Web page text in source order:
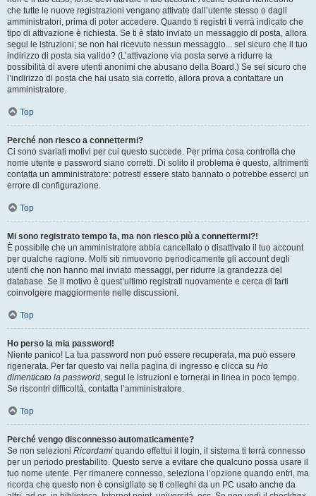
che tutte le nuove registrazioni vengano attivate dall’utente stesso o dagli
amministratori, prima di poter accedere. Quando ti registri ti verrà indicato che
tipo di attivazione è richiesta. Se ti è stato inviato un messaggio di posta, allora
segui le istruzioni; se non hai ricevuto nessun messaggio... sei sicuro che il tuo
indirizzo di posta sia valido? (L’attivazione via posta serve a ridurre la
possibilità di avere utenti anonimi che abusano della Board.) Se sei sicuro che
l’indirizzo di posta che hai usato sia corretto, allora prova a contattare un
amministratore.
Top
Perché non riesco a connettermi?
Ci sono svariati motivi per cui questo succede. Per prima cosa controlla che
nome utente e password siano corretti. Di solito il problema è questo, altrimenti
contatta un amministratore: potresti essere stato bannato o potrebbe esserci un
errore di configurazione.
Top
Mi sono registrato tempo fa, ma non riesco più a connettermi?!
È possibile che un amministratore abbia cancellato o disattivato il tuo account
per qualche ragione. Molti siti rimuovono periodicamente gli account degli
utenti che non hanno mai inviato messaggi, per ridurre la grandezza del
database. Se il motivo è quest’ultimo registrati nuovamente e cerca di farti
coinvolgere maggiormente nelle discussioni.
Top
Ho perso la mia password!
Niente panico! La tua password non può essere recuperata, ma può essere
rigenerata. Per far questo vai nella pagina di ingresso e clicca su Ho
dimenticato la password, segui le istruzioni e tornerai in linea in poco tempo.
Se riscontri difficoltà, contatta l’amministratore.
Top
Perché vengo disconnesso automaticamente?
Se non selezioni Ricordami quando effettui il login, il sistema ti terrà connesso
per un periodo prestabilito. Questo serve a evitare che qualcuno possa usare il
tuo nome utente. Per rimanere connesso, seleziona l’opzione quando entri, ma
ricorda che questo non è consigliato se ti colleghi da un PC usato anche da